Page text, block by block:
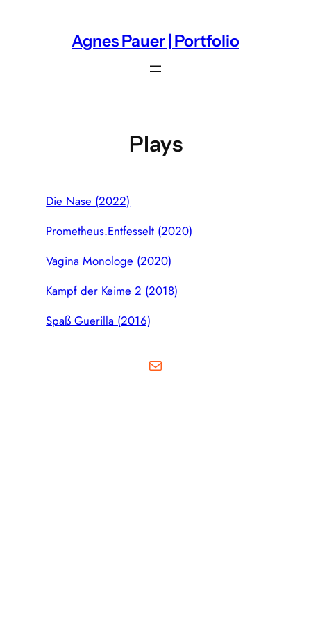
Agnes Pauer | Portfolio
Plays
Die Nase (2022)
Prometheus.Entfesselt (2020)
Vagina Monologe (2020)
Kampf der Keime 2 (2018)
Spaß Guerilla (2016)
E-Mail